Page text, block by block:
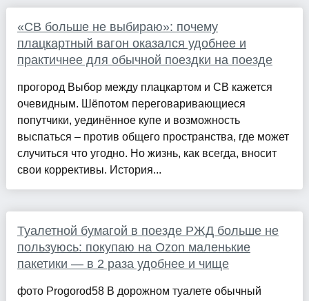
«СВ больше не выбираю»: почему
плацкартный вагон оказался удобнее и
практичнее для обычной поездки на поезде
прогород Выбор между плацкартом и СВ кажется
очевидным. Шёпотом переговаривающиеся
попутчики, уединённое купе и возможность
выспаться – против общего пространства, где может
случиться что угодно. Но жизнь, как всегда, вносит
свои коррективы. История...
Туалетной бумагой в поезде РЖД больше не
пользуюсь: покупаю на Ozon маленькие
пакетики — в 2 раза удобнее и чище
фото Progorod58 В дорожном туалете обычный